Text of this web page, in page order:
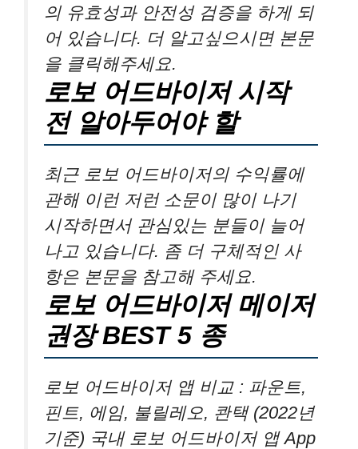
의 유효성과 안전성 검증을 하게 되
어 있습니다. 더 알고싶으시면 본문
을 클릭해주세요.
로보 어드바이저 시작
전 알아두어야 할
최근 로보 어드바이저의 수익률에
관해 이런 저런 소문이 많이 나기
시작하면서 관심있는 분들이 늘어
나고 있습니다. 좀 더 구체적인 사
항은 본문을 참고해 주세요.
로보 어드바이저 메이저
권장 BEST 5 종
로보 어드바이저 앱 비교 : 파운트,
핀트, 에임, 불릴레오, 콴택 (2022년
기준) 국내 로보 어드바이저 앱 App